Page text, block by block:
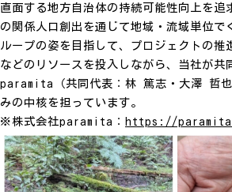
直面する地方自治体の持続可能性向上を追
の関係人口創出を通じて地域・流域単位で
ループの姿を目指して、プロジェクトの推
などのリソースを投入しながら、当社が共
paramita（共同代表：林 篤志・大澤 哲
みの中核を担っています。
※株式会社paramita： https://